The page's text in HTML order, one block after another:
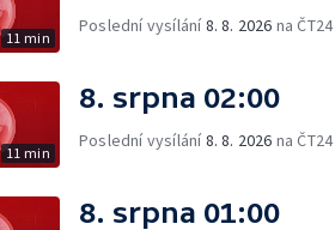
11 min
Poslední vysílání8. 8. 2026 na ČT24
11 min
8. srpna 02:00
Poslední vysílání8. 8. 2026 na ČT24
8. srpna 01:00